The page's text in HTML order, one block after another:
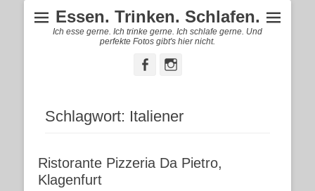
Essen. Trinken. Schlafen.
Ich esse gerne. Ich trinke gerne. Ich schlafe gerne. Und
perfekte Fotos gibt's hier nicht.
FacebookInstagram
Schlagwort: Italiener
Ristorante Pizzeria Da Pietro,
Klagenfurt